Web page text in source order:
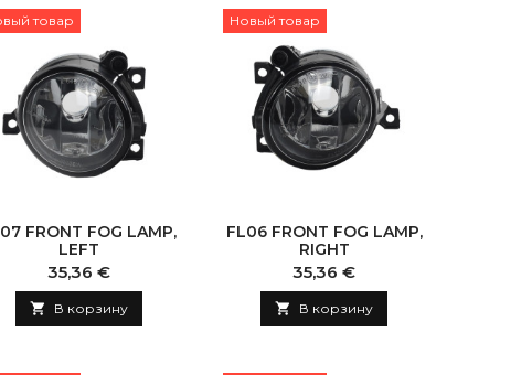
товар
FRONT FOG LAMP,
LEFT
Цена
35,36 €
 В корзину
Новый товар
FL06 FRONT FOG LAMP,
RIGHT
Цена
35,36 €
 В корзину